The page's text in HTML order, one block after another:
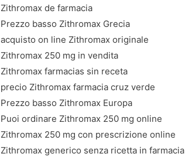
Zithromax de farmacia
Prezzo basso Zithromax Grecia
acquisto on line Zithromax originale
Zithromax 250 mg in vendita
Zithromax farmacias sin receta
precio Zithromax farmacia cruz verde
Prezzo basso Zithromax Europa
Puoi ordinare Zithromax 250 mg online
Zithromax 250 mg con prescrizione online
Zithromax generico senza ricetta in farmacia